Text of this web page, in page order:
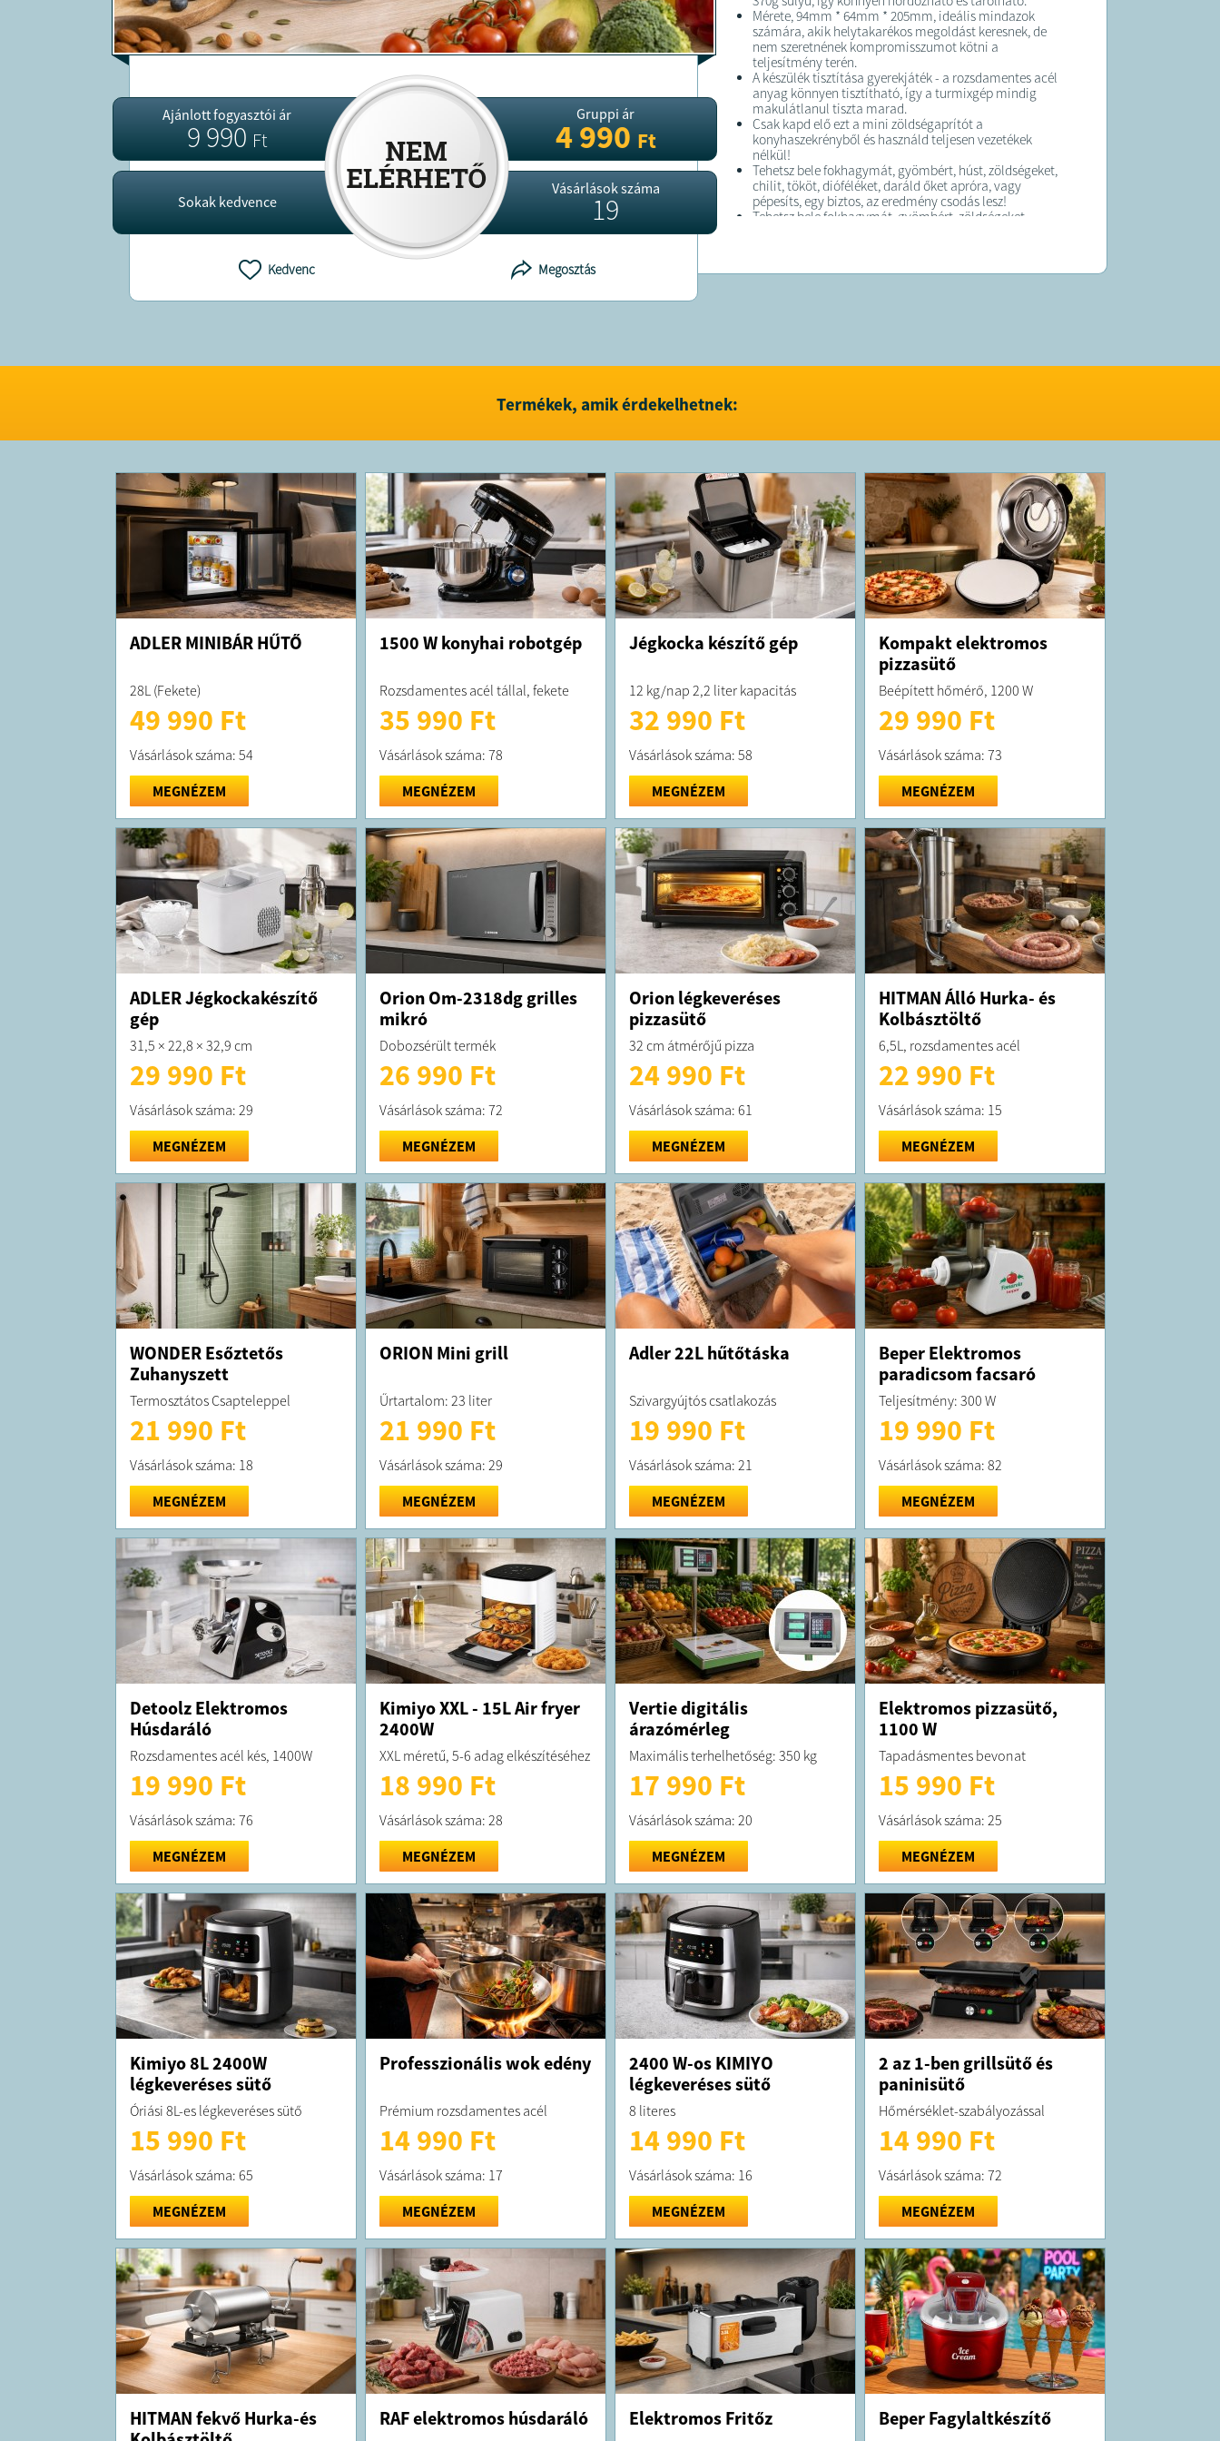
Ajánlott fogyasztói ár
9 990Ft
Sokak kedvence
Gruppi ár
4 990Ft
Vásárlások száma
19
Kedvenc Megosztás
Mérete, 94mm * 64mm * 205mm, ideális mindazok
számára, akik helytakarékos megoldást keresnek, de
nem szeretnének kompromisszumot kötni a
teljesítmény terén.
A készülék tisztítása gyerekjáték - a rozsdamentes acél
anyag könnyen tisztítható, így a turmixgép mindig
makulátlanul tiszta marad.
Csak kapd elő ezt a mini zöldségaprítót a
konyhaszekrényből és használd teljesen vezetékek
nélkül!
Tehetsz bele fokhagymát, gyömbért, húst, zöldségeket,
chilit, tököt, dióféléket, daráld őket apróra, vagy
pépesíts, egy biztos, az eredmény csodás lesz!
Tehetsz bele fokhagymát, gyömbért, zöldségeket,
ételeket
Közvetlenül a tányérra is szórhatod a felaprított
A terméket átlagosan 10 munkanapon belül
kiszállítjuk!
A terméket forgalmazza a Mao Direkt Import Kft.
Termékek, amik érdekelhetnek:
ADLER MINIBÁR HŰTŐ
28L (Fekete)
49 990 Ft
Vásárlások száma: 54
MEGNÉZEM
1500 W konyhai robotgép
Rozsdamentes acél tállal, fekete
35 990 Ft
Vásárlások száma: 78
MEGNÉZEM
Jégkocka készítő gép
12 kg/nap 2,2 liter kapacitás
32 990 Ft
Vásárlások száma: 58
MEGNÉZEM
Kompakt elektromos
pizzasütő
Beépített hőmérő, 1200 W
29 990 Ft
Vásárlások száma: 73
MEGNÉZEM
ADLER Jégkockakészítő
gép
31,5 × 22,8 × 32,9 cm
29 990 Ft
Vásárlások száma: 29
MEGNÉZEM
Orion Om-2318dg grilles
mikró
Dobozsérült termék
26 990 Ft
Vásárlások száma: 72
MEGNÉZEM
Orion légkeveréses
pizzasütő
32 cm átmérőjű pizza
24 990 Ft
Vásárlások száma: 61
MEGNÉZEM
HITMAN Álló Hurka- és
Kolbásztöltő
6,5L, rozsdamentes acél
22 990 Ft
Vásárlások száma: 15
MEGNÉZEM
WONDER Esőztetős
Zuhanyszett
Termosztátos Csapteleppel
21 990 Ft
Vásárlások száma: 18
MEGNÉZEM
ORION Mini grill
Űrtartalom: 23 liter
21 990 Ft
Vásárlások száma: 29
MEGNÉZEM
Adler 22L hűtőtáska
Szivargyújtós csatlakozás
19 990 Ft
Vásárlások száma: 21
MEGNÉZEM
Beper Elektromos
paradicsom facsaró
Teljesítmény: 300 W
19 990 Ft
Vásárlások száma: 82
MEGNÉZEM
Detoolz Elektromos
Húsdaráló
Rozsdamentes acél kés, 1400W
19 990 Ft
Vásárlások száma: 76
MEGNÉZEM
Kimiyo XXL - 15L Air fryer
2400W
XXL méretű, 5-6 adag elkészítéséhez
18 990 Ft
Vásárlások száma: 28
MEGNÉZEM
Vertie digitális
árazómérleg
Maximális terhelhetőség: 350 kg
17 990 Ft
Vásárlások száma: 20
MEGNÉZEM
Elektromos pizzasütő,
1100 W
Tapadásmentes bevonat
15 990 Ft
Vásárlások száma: 25
MEGNÉZEM
Kimiyo 8L 2400W
légkeveréses sütő
Óriási 8L-es légkeveréses sütő
15 990 Ft
Vásárlások száma: 65
MEGNÉZEM
Professzionális wok edény
Prémium rozsdamentes acél
14 990 Ft
Vásárlások száma: 17
MEGNÉZEM
2400 W-os KIMIYO
légkeveréses sütő
8 literes
14 990 Ft
Vásárlások száma: 16
MEGNÉZEM
2 az 1-ben grillsütő és
paninisütő
Hőmérséklet-szabályozással
14 990 Ft
Vásárlások száma: 72
MEGNÉZEM
HITMAN fekvő Hurka-és
RAF elektromos húsdaráló Elektromos Fritőz Beper Fagylaltkészítő